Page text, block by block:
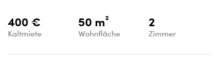
400 €
Kaltmiete
50 m²
Wohnfläche
2
Zimmer